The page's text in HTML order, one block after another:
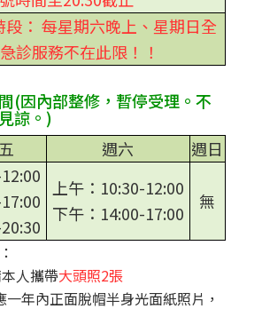
： 每星期六晚上、星期日全
診服務不在此限！！
(因內部整修，暫停受理。不
諒。)
週六
週日
上午：10:30-12:00
下午：14:00-17:00
無
人攜帶大頭照2張
年內正面脫帽半身光面紙照片，